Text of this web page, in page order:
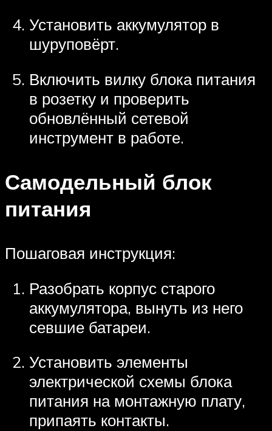
Установить аккумулятор в
шуруповёрт.
Включить вилку блока питания
в розетку и проверить
обновлённый сетевой
инструмент в работе.
Самодельный блок
питания
Пошаговая инструкция:
Разобрать корпус старого
аккумулятора, вынуть из него
севшие батареи.
Установить элементы
электрической схемы блока
питания на монтажную плату,
припаять контакты.